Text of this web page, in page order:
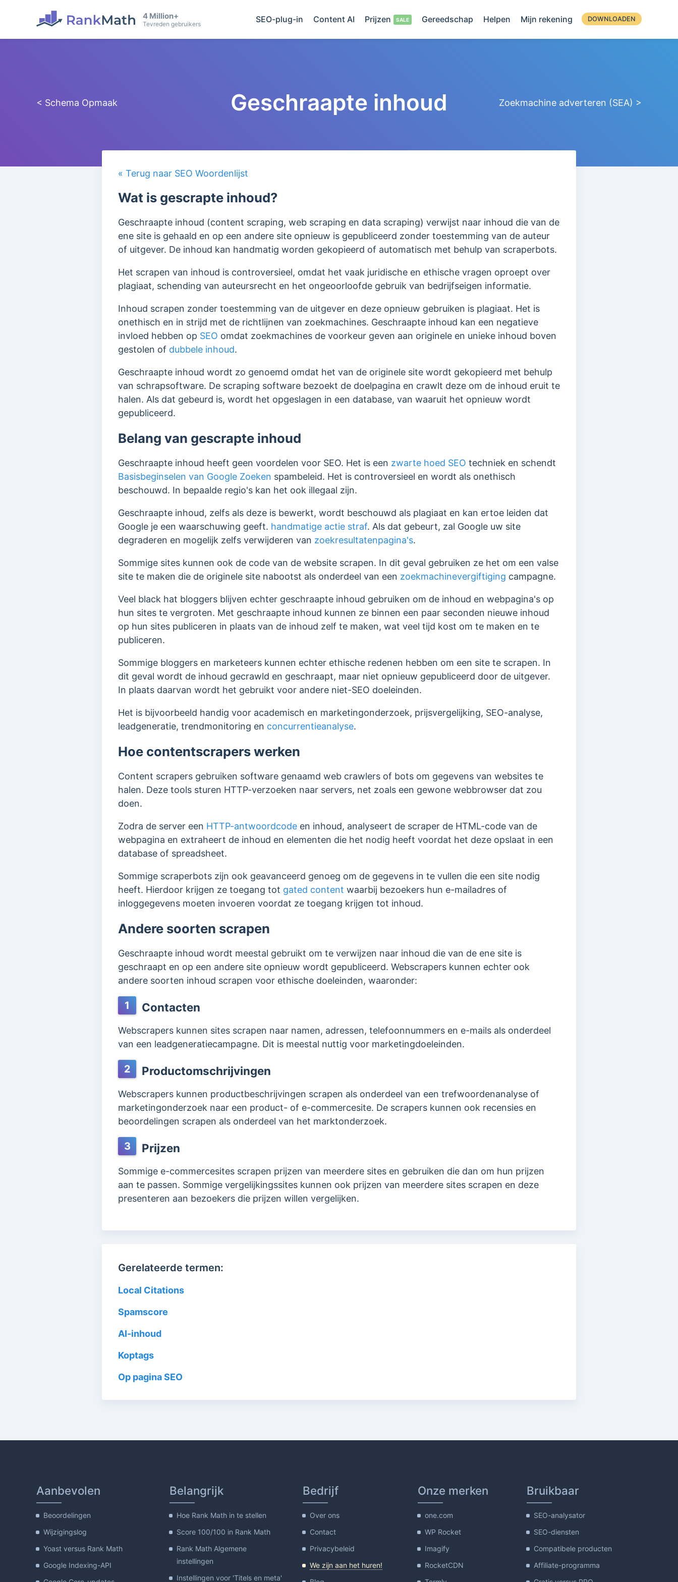
4 Million+
Tevreden gebruikers SEO-plug-in Content AI Prijzen Gereedschap Helpen Mijn rekening DOWNLOADEN
< Schema Opmaak Geschraapte inhoud Zoekmachine adverteren (SEA) >
« Terug naar SEO Woordenlijst
Wat is gescrapte inhoud?
Geschraapte inhoud (content scraping, web scraping en data scraping) verwijst naar inhoud die van de
ene site is gehaald en op een andere site opnieuw is gepubliceerd zonder toestemming van de auteur
of uitgever. De inhoud kan handmatig worden gekopieerd of automatisch met behulp van scraperbots.
Het scrapen van inhoud is controversieel, omdat het vaak juridische en ethische vragen oproept over
plagiaat, schending van auteursrecht en het ongeoorloofde gebruik van bedrijfseigen informatie.
Inhoud scrapen zonder toestemming van de uitgever en deze opnieuw gebruiken is plagiaat. Het is
onethisch en in strijd met de richtlijnen van zoekmachines. Geschraapte inhoud kan een negatieve
invloed hebben op SEO omdat zoekmachines de voorkeur geven aan originele en unieke inhoud boven
gestolen of dubbele inhoud.
Geschraapte inhoud wordt zo genoemd omdat het van de originele site wordt gekopieerd met behulp
van schrapsoftware. De scraping software bezoekt de doelpagina en crawlt deze om de inhoud eruit te
halen. Als dat gebeurd is, wordt het opgeslagen in een database, van waaruit het opnieuw wordt
gepubliceerd.
Belang van gescrapte inhoud
Geschraapte inhoud heeft geen voordelen voor SEO. Het is een zwarte hoed SEO techniek en schendt
Basisbeginselen van Google Zoeken spambeleid. Het is controversieel en wordt als onethisch
beschouwd. In bepaalde regio's kan het ook illegaal zijn.
Geschraapte inhoud, zelfs als deze is bewerkt, wordt beschouwd als plagiaat en kan ertoe leiden dat
Google je een waarschuwing geeft. handmatige actie straf. Als dat gebeurt, zal Google uw site
degraderen en mogelijk zelfs verwijderen van zoekresultatenpagina's.
Sommige sites kunnen ook de code van de website scrapen. In dit geval gebruiken ze het om een valse
site te maken die de originele site nabootst als onderdeel van een zoekmachinevergiftiging campagne.
Veel black hat bloggers blijven echter geschraapte inhoud gebruiken om de inhoud en webpagina's op
hun sites te vergroten. Met geschraapte inhoud kunnen ze binnen een paar seconden nieuwe inhoud
op hun sites publiceren in plaats van de inhoud zelf te maken, wat veel tijd kost om te maken en te
publiceren.
Sommige bloggers en marketeers kunnen echter ethische redenen hebben om een site te scrapen. In
dit geval wordt de inhoud gecrawld en geschraapt, maar niet opnieuw gepubliceerd door de uitgever.
In plaats daarvan wordt het gebruikt voor andere niet-SEO doeleinden.
Het is bijvoorbeeld handig voor academisch en marketingonderzoek, prijsvergelijking, SEO-analyse,
leadgeneratie, trendmonitoring en concurrentieanalyse.
Hoe contentscrapers werken
Content scrapers gebruiken software genaamd web crawlers of bots om gegevens van websites te
halen. Deze tools sturen HTTP-verzoeken naar servers, net zoals een gewone webbrowser dat zou
doen.
Zodra de server een HTTP-antwoordcode en inhoud, analyseert de scraper de HTML-code van de
webpagina en extraheert de inhoud en elementen die het nodig heeft voordat het deze opslaat in een
database of spreadsheet.
Sommige scraperbots zijn ook geavanceerd genoeg om de gegevens in te vullen die een site nodig
heeft. Hierdoor krijgen ze toegang tot gated content waarbij bezoekers hun e-mailadres of
inloggegevens moeten invoeren voordat ze toegang krijgen tot inhoud.
Andere soorten scrapen
Geschraapte inhoud wordt meestal gebruikt om te verwijzen naar inhoud die van de ene site is
geschraapt en op een andere site opnieuw wordt gepubliceerd. Webscrapers kunnen echter ook
andere soorten inhoud scrapen voor ethische doeleinden, waaronder:
1 Contacten
Webscrapers kunnen sites scrapen naar namen, adressen, telefoonnummers en e-mails als onderdeel
van een leadgeneratiecampagne. Dit is meestal nuttig voor marketingdoeleinden.
2 Productomschrijvingen
Webscrapers kunnen productbeschrijvingen scrapen als onderdeel van een trefwoordenanalyse of
marketingonderzoek naar een product- of e-commercesite. De scrapers kunnen ook recensies en
beoordelingen scrapen als onderdeel van het marktonderzoek.
3 Prijzen
Sommige e-commercesites scrapen prijzen van meerdere sites en gebruiken die dan om hun prijzen
aan te passen. Sommige vergelijkingssites kunnen ook prijzen van meerdere sites scrapen en deze
presenteren aan bezoekers die prijzen willen vergelijken.
Gerelateerde termen:
Local Citations
Spamscore
AI-inhoud
Koptags
Op pagina SEO
Aanbevolen
Beoordelingen
Wijzigingslog
Yoast versus Rank Math
Google Indexing-API
Belangrijk
Hoe Rank Math in te stellen
Score 100/100 in Rank Math
Rank Math Algemene
instellingen
Instellingen voor 'Titels en meta'
Bedrijf
Over ons
Contact
Privacybeleid
We zijn aan het huren!
Onze merken
one.com
WP Rocket
Imagify
RocketCDN
Bruikbaar
SEO-analysator
SEO-diensten
Compatibele producten
Affiliate-programma